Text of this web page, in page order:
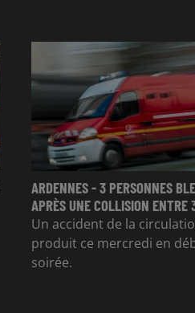
ARDENNES - 3 PERSONNES
APRÈS UNE COLLISION ENTRE
Un accident de la
produit ce mercredi en
soirée.